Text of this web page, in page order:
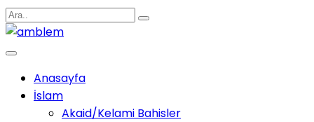
Anasayfa
İslam
Akaid/Kelami Bahisler